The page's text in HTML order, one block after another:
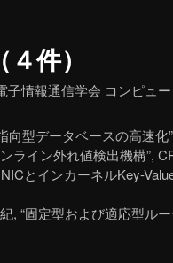
件）
情報通信学会 コンピュ
型データベースの高速化
ライン外れ値検出機構”,
とインカーネルKey-
, “固定型および適応型ル